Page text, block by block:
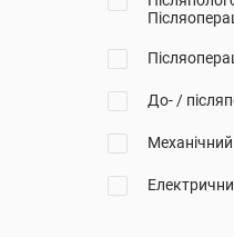
До- /
Механічний